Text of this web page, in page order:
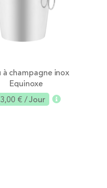
à champagne inox
Equinoxe
3,00 € / Jour